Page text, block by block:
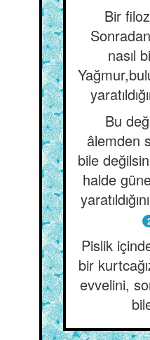
Bir
Sonradan
nasıl
Bu
âlemden
bile
halde
Pislik
bir
evvelini,